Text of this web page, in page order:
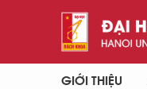
GIỚI THIỆU